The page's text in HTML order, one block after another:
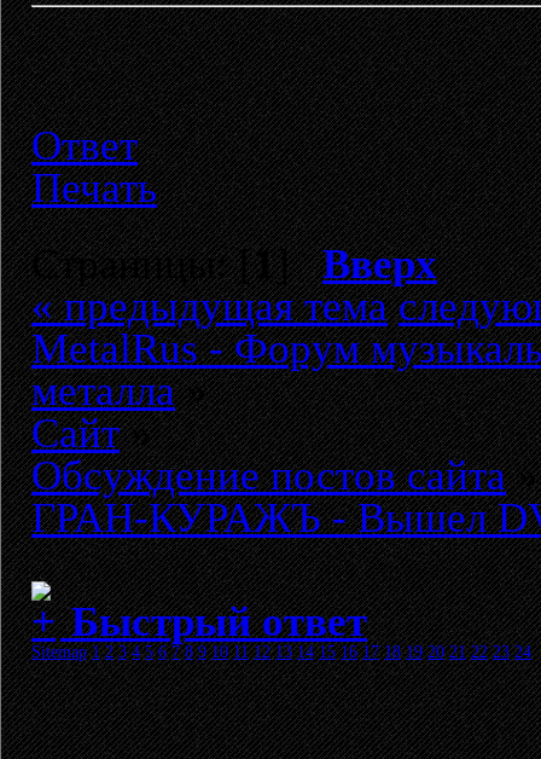
Ответ
Печать
Страницы: [1]Вверх
« предыдущая тема
MetalRus - Форум
металла»
Сайт»
Обсуждение постов сайта»
ГРАН-КУРАЖЪ - Вышел
Быстрый ответ
Sitemap 1 2 3 4 5 6 7 8 9 10 11 12 13 14 15 16 17 18 19 20 21 22 23 24